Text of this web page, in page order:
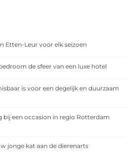
Etten-Leur voor elk seizoen
de sfeer van een luxe hotel
is voor een degelijk en duurzaam
bij een occasion in regio Rotterdam
jonge kat aan de dierenarts